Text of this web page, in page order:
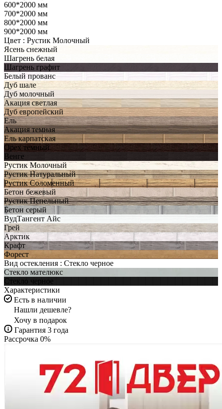
600*2000 мм
700*2000 мм
800*2000 мм
900*2000 мм
Цвет : Рустик Молочный
Ясень снежный
Шагрень белая
Шагрень графит
Белый прованс
Дуб шале
Дуб молочный
Акация светлая
Дуб европейский
Ель
Акация темная
Ель карпатская
Орех темный
Венге
Рустик Молочный
Рустик Натуральный
Рустик Соломенный
Бетон бежевый
Рустик Пепельный
Бетон серый
ВудТангент Айс
Грей
Арктик
Крафт
Форест
Вид остекления : Стекло черное
Стекло мателюкс
Стекло черное
Характеристики
Есть в наличии
Нашли дешевле?
Хочу в подарок
Гарантия 3 года
Рассрочка 0%